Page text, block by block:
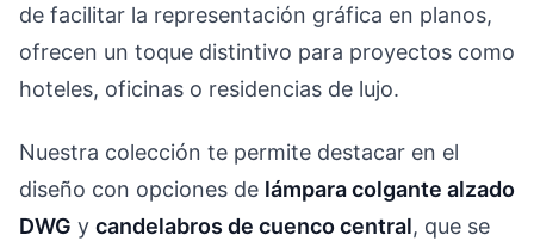
de facilitar la representación gráfica en planos,
ofrecen un toque distintivo para proyectos como
hoteles, oficinas o residencias de lujo.
Nuestra colección te permite destacar en el
diseño con opciones de lámpara colgante alzado
DWG y candelabros de cuenco central, que se